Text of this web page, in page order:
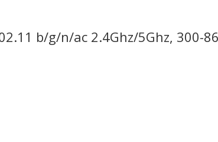
b/g/n/ac 2.4Ghz/5Ghz, 300-